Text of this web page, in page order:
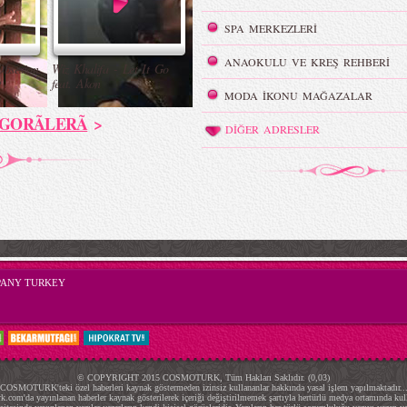
Wiz Khalifa - Let It Go
feat. Akon
>
SPA MERKEZLERİ
ANAOKULU VE KREŞ REHBERİ
MODA İKONU MAĞAZALAR
DİĞER ADRESLER
TURKEY
© COPYRIGHT 2015 COSMOTURK, Tüm Hakları Saklıdır. (0,03)
COSMOTURK'teki özel haberleri kaynak göstermeden izinsiz kullananlar hakkında yasal işlem yapılmaktadır...
yayınlanan haberler kaynak gösterilerek içeriği değiştirilmemek şartıyla hertürlü medya ortamında